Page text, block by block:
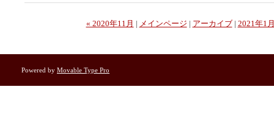
« 2020年11月 | メインページ | アーカイブ| 2021年1
Powered by Movable Type Pro